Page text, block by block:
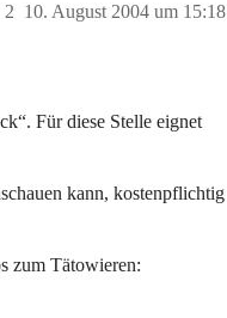
10. August 2004 um 15:18
2
Für diese Stelle eignet
kann, kostenpflichtig
zum Tätowieren: